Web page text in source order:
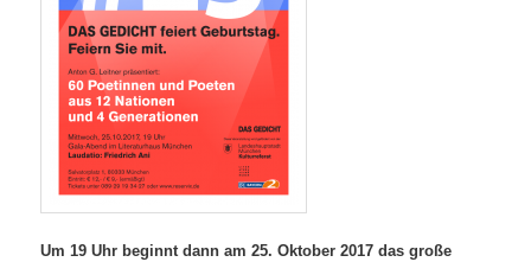
Um 19 Uhr beginnt dann am 25. Oktober 2017 das große